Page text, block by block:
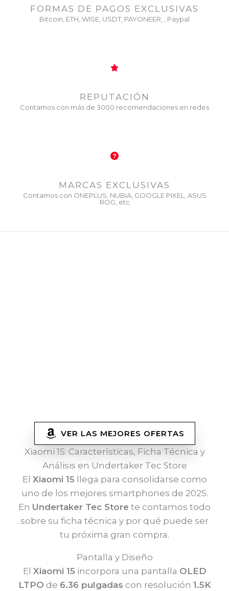
FORMAS DE PAGOS EXCLUSIVAS
Bitcoin, ETH, WISE, USDT, PAYONEER, , Paypal
REPUTACIÓN
Contamos con más de 3000 recomendaciones en redes
MARCAS EXCLUSIVAS
Contamos con ONEPLUS, NUBIA, GOOGLE PIXEL, ASUS
ROG, etc
VER LAS MEJORES OFERTAS
Xiaomi 15: Características, Ficha Técnica y
Análisis en Undertaker Tec Store
El Xiaomi 15 llega para consolidarse como
uno de los mejores smartphones de 2025.
En Undertaker Tec Store te contamos todo
sobre su ficha técnica y por qué puede ser
tu próxima gran compra.
Pantalla y Diseño
El Xiaomi 15 incorpora una pantalla OLED
LTPO de 6.36 pulgadas con resolución 1.5K